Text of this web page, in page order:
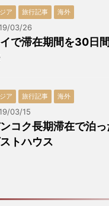
ア 旅行記事 海外
03/26
で滞在期間を30日
ア 旅行記事 海外
03/15
コク長期滞在で泊っ
トハウス